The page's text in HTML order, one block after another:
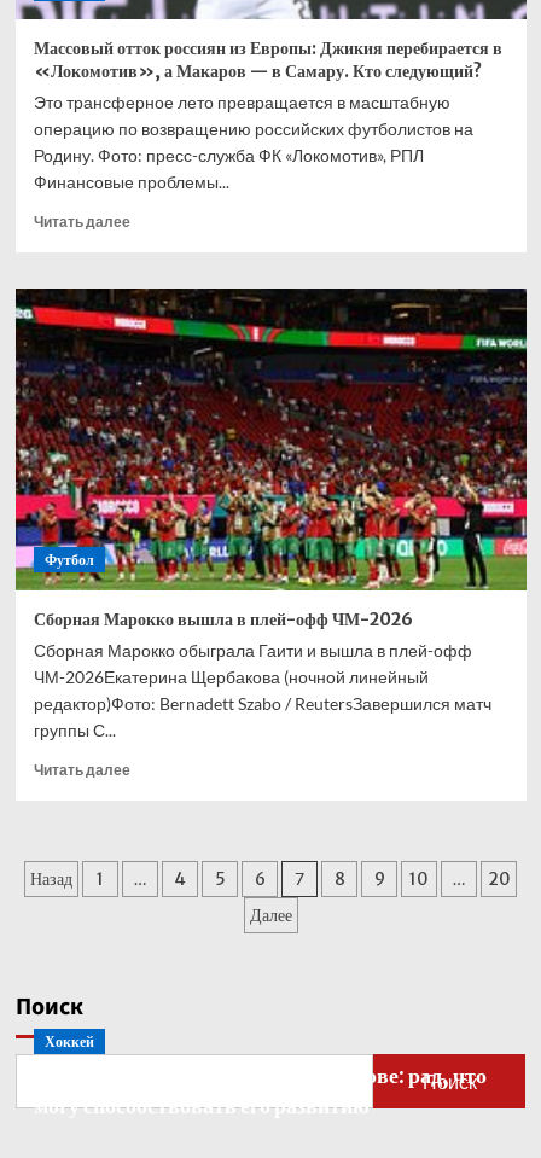
Массовый отток россиян из Европы: Джикия перебирается в
«Локомотив», а Макаров — в Самару. Кто следующий?
Это трансферное лето превращается в масштабную
операцию по возвращению российских футболистов на
Родину. Фото: пресс-служба ФК «Локомотив», РПЛ
Финансовые проблемы...
Читать далееПрочитать
Массовый
отток
россиян
из
Европы:
Джикия
перебирается
в
«Локомотив»,
а
Макаров
—
в
Самару.
следующий?
Футбол
Сборная Марокко вышла в плей-офф ЧМ-2026
Сборная Марокко обыграла Гаити и вышла в плей-офф
ЧМ-2026Екатерина Щербакова (ночной линейный
редактор)Фото: Bernadett Szabo / ReutersЗавершился матч
группы С...
Читать далееПрочитать
Марокко
вышла
Пагинация
Назад 1 … 4 5 6 7 8 9 10 …
20
Далее
Поиск
Поиск
Хоккей
Бобровский — о голкипере Ахтямове: рад, что
могу способствовать его развитию